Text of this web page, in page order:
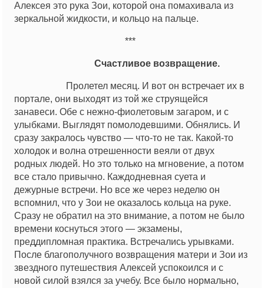
Алексея это рука Зои, которой она помахивала из
зеркальной жидкости, и кольцо на пальце.
***
Счастливое возвращение.
Пролетел месяц. И вот он встречает их в
портале, они выходят из той же струящейся
занавеси. Обе с нежно-фиолетовым загаром, и с
улыбками. Выглядят помолодевшими. Обнялись. И
сразу закралось чувство — что-то не так. Какой-то
холодок и волна отрешенности веяли от двух
родных людей. Но это только на мгновение, а потом
все стало привычно. Каждодневная суета и
дежурные встречи. Но все же через неделю он
вспомнил, что у Зои не оказалось кольца на руке.
Сразу не обратил на это внимание, а потом не было
времени коснуться этого — экзамены,
преддипломная практика. Встречались урывками.
После благополучного возвращения матери и Зои из
звездного путешествия Алексей успокоился и с
новой силой взялся за учебу. Все было нормально,